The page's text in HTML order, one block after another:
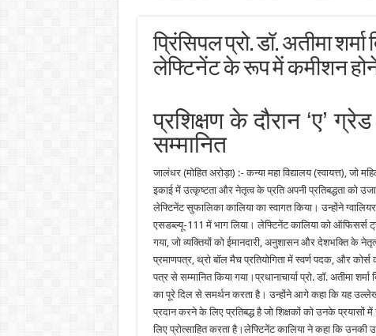
प्रिंसिपल प्रो. डॉ. अतीमा
लेफ्टिनेंट के रूप में कमीशन होने
प्रशिक्षण के दौरान ‘ए’
सम्मानित
जालंधर (मोहित अरोड़ा) :- कन्या महा विद्यालय (स्वायत्त), जो
इकाई में उत्कृष्टता और नेतृत्व के प्रति अपनी प्रतिबद्धता को
लेफ्टिनेंट सुफालिका कालिया का स्वागत किया। उन्होंने
एसडब्ल्यू-111 में भाग लिया। लेफ्टिनेंट कालिया को ऑफिसर्स
गया, जो व्यक्तियों को ईमानदारी, अनुशासन और देशभक्ति के
प्रमाणपत्र, थ्रो बॉल मैच प्रतियोगिता में स्वर्ण पदक, और
पत्र से सम्मानित किया गया।प्रधानाचार्या प्रो. डॉ. अतीमा
का पूरे दिल से समर्थन करता है। उन्होंने आगे कहा कि यह
प्रदान करने के लिए प्रतिबद्ध है जो शिक्षकों को उनके
लिए प्रोत्साहित करता है।लेफ्टिनेंट कालिया ने कहा कि उनकी